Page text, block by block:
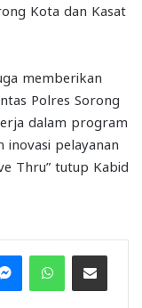
Kota dan Kasat
memberikan
Polres Sorong
dalam program
pelayanan
Thru” tutup Kabid
MessengerWhatsAppShare via Email